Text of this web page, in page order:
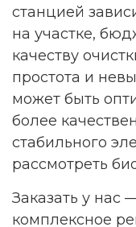
станцией
на участке,
качеству
простота и
может быть
более
стабильного
рассмотреть
Заказать у нас
комплексное